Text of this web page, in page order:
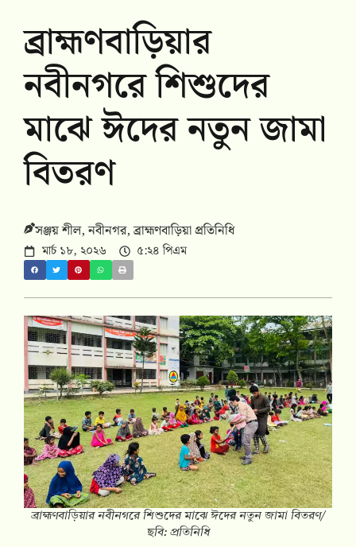
ব্রাহ্মণবাড়িয়ার
নবীনগরে শিশুদের
মাঝে ঈদের নতুন জামা
বিতরণ
সঞ্জয় শীল, নবীনগর, ব্রাহ্মণবাড়িয়া প্রতিনিধি
মার্চ ১৮, ২০২৬ ৫:২৪ পিএম
ব্রাহ্মণবাড়িয়ার নবীনগরে শিশুদের মাঝে ঈদের নতুন জামা বিতরণ/
ছবি: প্রতিনিধি